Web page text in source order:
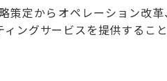
策定からオペレーション改
ングサービスを提供するこ